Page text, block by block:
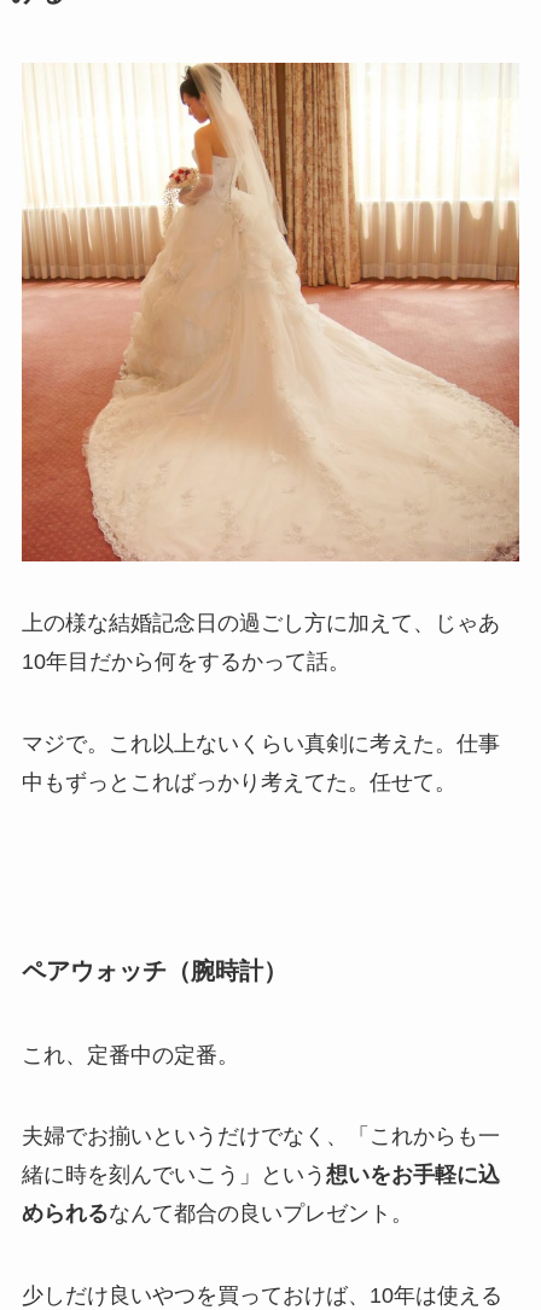
上の様な結婚記念日の過ごし方に加えて、じゃあ
10年目だから何をするかって話。
マジで。これ以上ないくらい真剣に考えた。仕事
中もずっとこればっかり考えてた。任せて。
ペアウォッチ（腕時計）
これ、定番中の定番。
夫婦でお揃いというだけでなく、「これからも一
緒に時を刻んでいこう」という 想いをお手軽に込
められるなんて都合の良いプレゼント。
少しだけ良いやつを買っておけば、10年は使える